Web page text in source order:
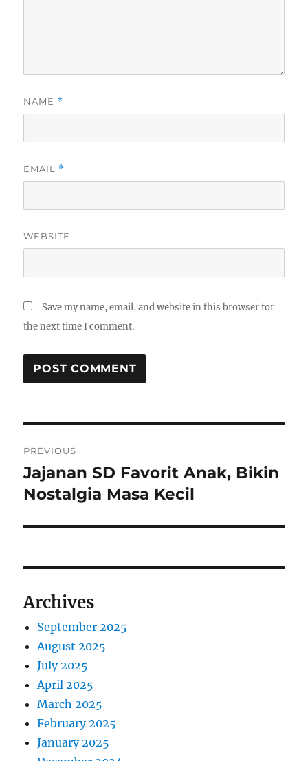
NAME *
EMAIL *
WEBSITE
Save my name, email, and website in this browser for
the next time I comment.
navigation
PREVIOUS
Previous
post:
Jajanan SD Favorit Anak, Bikin
Nostalgia Masa Kecil
Archives
September 2025
August 2025
July 2025
April 2025
March 2025
February 2025
January 2025